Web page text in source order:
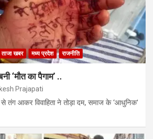
ताजा खबर मध्य प्रदेश राजनीति
‘मौत का पैगाम’ ..
Prajapati
से तंग आकर विवाहिता ने तोड़ा दम, समाज के ‘आधुनिक’